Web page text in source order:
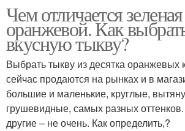
Чем отличается
оранжевой. Как
вкусную тыкву?
Выбрать тыкву из десятка оранжевых
сейчас продаются на рынках и в
большие и маленькие, круглые,
грушевидные, самых разных
другие – не очень. Как определить,?